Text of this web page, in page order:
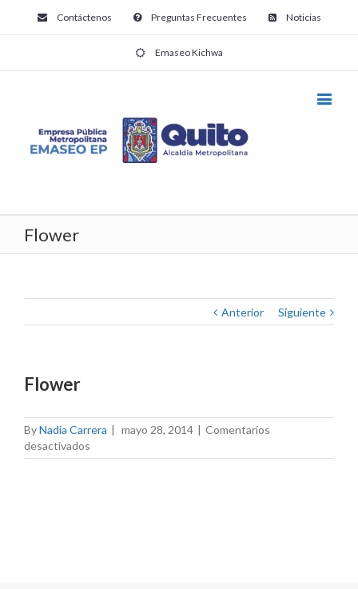
Contáctenos Preguntas Frecuentes Noticias
Emaseo Kichwa
Flower
Anterior Siguiente
Flower
ByNadia Carrera | mayo 28, 2014 | Comentarios
desactivados
Flower